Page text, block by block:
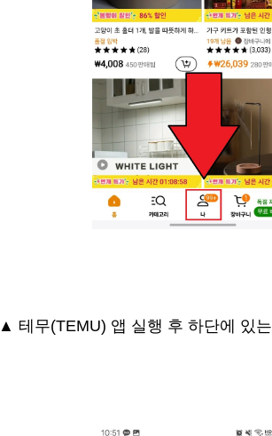
▲ 테무(TEMU) 앱 실행 후 하단에 있는